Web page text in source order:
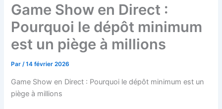
Game Show en Direct :
Pourquoi le dépôt minimum
est un piège à millions
Par/14 février 2026
Game Show en Direct : Pourquoi le dépôt minimum est un
piège à millions